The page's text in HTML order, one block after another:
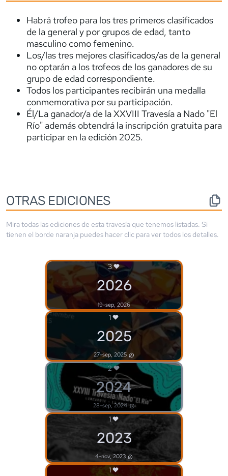
Habrá trofeo para los tres primeros clasificados
de la general y por grupos de edad, tanto
masculino como femenino.
Los/las tres mejores clasificados/as de la general
no optarán a los trofeos de los ganadores de su
grupo de edad correspondiente.
Todos los participantes recibirán una medalla
conmemorativa por su participación.
Él/La ganador/a de la XXVIII Travesía a Nado "El
Río" además obtendrá la inscripción gratuita para
participar en la edición 2025.
OTRAS EDICIONES
Mira todas las ediciones de esta travesía que tenemos listadas. Si
tienen el borde naranja puedes hacer clic para ver todos los detalles.
3
2026
19-sep, 2026
1
2025
27-sep, 2025
2
2024
28-sep, 2024
1
2023
4-nov, 2023
1